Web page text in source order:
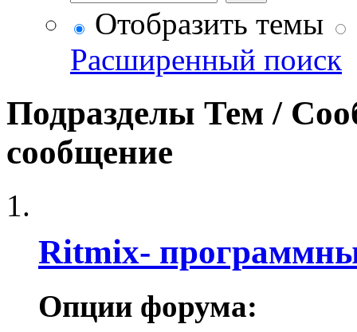
Отобразить темы
Расширенный поиск
Подразделы Тем /
сообщение
Ritmix-
Опции форума: